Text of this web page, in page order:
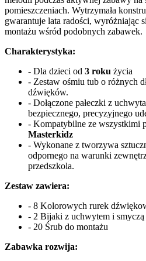
pomieszczeniach. Wytrzymała
gwarantuje lata radości, wyróżniając
montażu wśród podobnych zabawek.
Charakterystyka:
- Dla dzieci od 3 roku życia
- Zestaw ośmiu tub o różnych
dźwięków.
- Dołączone pałeczki z
bezpiecznego, precyzyjnego
- Kompatybilne ze wszystkimi
Masterkidz
- Wykonane z tworzywa
odpornego na warunki
przedszkola.
Zestaw zawiera:
- 8 Kolorowych rurek
- 2 Bijaki z uchwytem i smyczą
- 20 Śrub do montażu
Zabawka rozwija: